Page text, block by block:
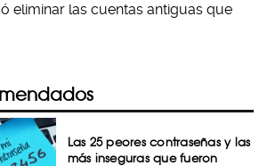
eliminar las cuentas antiguas que
Las 25 peores contraseñas y las
más inseguras que fueron